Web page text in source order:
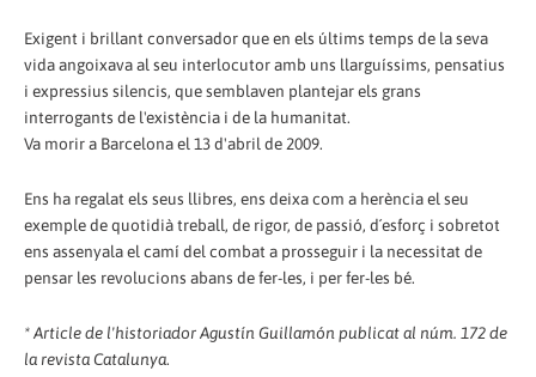
Exigent i brillant conversador que en els últims temps de la seva
vida angoixava al seu interlocutor amb uns llarguíssims, pensatius
i expressius silencis, que semblaven plantejar els grans
interrogants de l'existència i de la humanitat.
Va morir a Barcelona el 13 d'abril de 2009.
Ens ha regalat els seus llibres, ens deixa com a herència el seu
exemple de quotidià treball, de rigor, de passió, d´esforç i sobretot
ens assenyala el camí del combat a prosseguir i la necessitat de
pensar les revolucions abans de fer-les, i per fer-les bé.
* Article de l'historiador Agustín Guillamón publicat al núm. 172 de
la revista Catalunya.